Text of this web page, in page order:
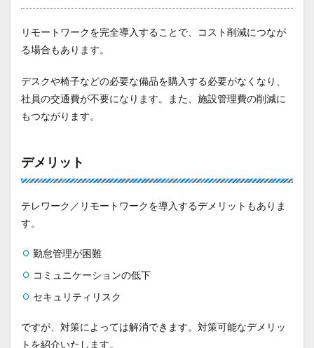
リモートワークを完全導入することで、コスト削減につなが
る場合もあります。
デスクや椅子などの必要な備品を購入する必要がなくなり、
社員の交通費が不要になります。また、施設管理費の削減に
もつながります。
デメリット
テレワーク／リモートワークを導入するデメリットもありま
す。
勤怠管理が困難
コミュニケーションの低下
セキュリティリスク
ですが、対策によっては解消できます。対策可能なデメリッ
トを紹介いたします。